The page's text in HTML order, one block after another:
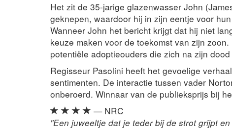
Het zit de 35-jarige glazenwasser John
geknepen, waardoor hij in zijn eentje voor
Wanneer John het bericht krijgt dat hij niet
keuze maken voor de toekomst van zijn
potentiële adoptieouders die zich na zijn
Regisseur Pasolini heeft het gevoelige
sentimenten. De interactie tussen vader
onberoerd. Winnaar van de publieksprijs bij
— NRC
"Een juweeltje dat je teder bij de strot grijpt